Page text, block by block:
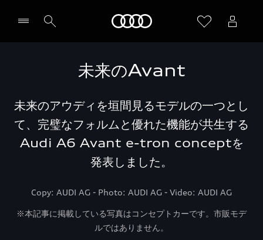
未来のAvant
未来のアウディを垣間見るモデルの一つとし
て、完璧なフォルムと優れた機能が共生する
Audi A6 Avant e-tron conceptを
発表しました。
Copy: AUDI AG - Photo: AUDI AG - Video: AUDI AG
※本記事に掲載している写真はコンセプトカーです。市販モデ
ルではありません。